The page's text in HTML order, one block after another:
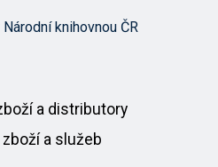
a distributory
a služeb